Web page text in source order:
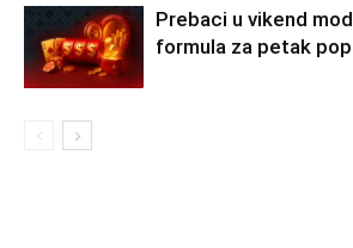
Prebaci u vikend
formula za petak